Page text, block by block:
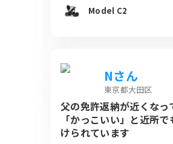
Model C2
Nさん
東京都大田区
父の免許返納が近くなっ
「かっこいい」と近所
けられています